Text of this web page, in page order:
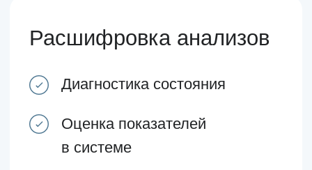
100% конфиденциальность
Оценка показателей
Позвонить